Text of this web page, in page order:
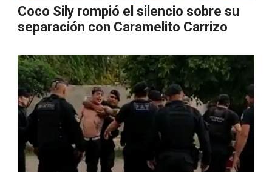
Coco Sily rompió el silencio sobre su
separación con Caramelito Carrizo